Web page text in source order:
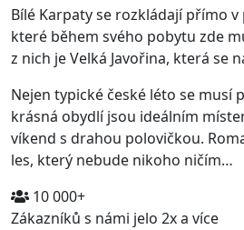
Bílé Karpaty se rozkládají přímo
které během svého pobytu zde
z nich je Velká Javořina, která se
Nejen typické české léto se musí
krásná obydlí jsou ideálním
víkend s drahou polovičkou.
les, který nebude nikoho ničím…
10 000+
Zákazníků s námi jelo 2x a více